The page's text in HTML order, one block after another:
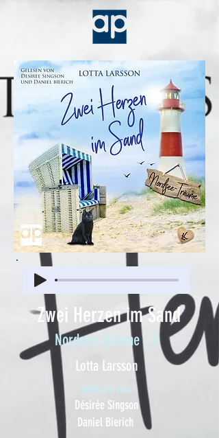
Zwei Herzen im Sand
Nordsee-Träume - 2
Lotta Larsson
Désirée Singson
Daniel Bierich